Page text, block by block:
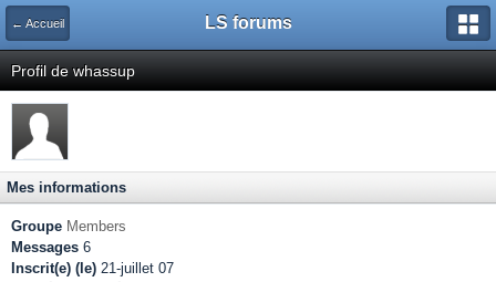
← Accueil LS forums
Profil de whassup
Mes informations
Groupe Members
Messages 6
Inscrit(e) (le) 21-juillet 07